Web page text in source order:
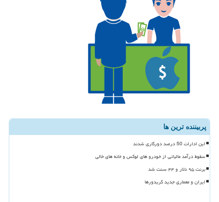
پربیننده ترین ها
این ادارات 50 درصد دورکاری شدند
سقوط درآمد مالیاتی از خودرو های لوکس و خانه های خالی
برنت ۹۵ دلار و ۴۴ سنت شد
ایران و معماری جدید کریدورها